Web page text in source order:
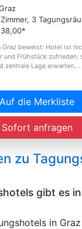
3
Graz beweist: Hotel ist
und Frühstück zufrieden,
zentrale Lage erwarten....
Auf die Merkliste
Sofort anfragen
zu
gibt es
in